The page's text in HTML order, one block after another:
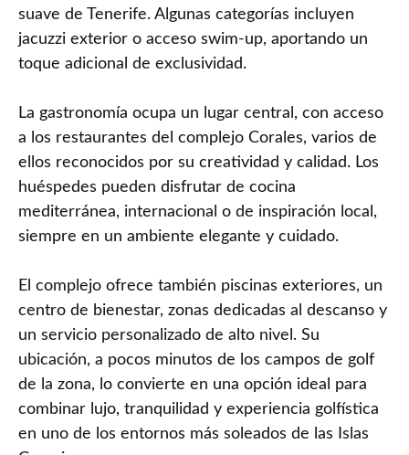
suave de Tenerife. Algunas categorías incluyen
jacuzzi exterior o acceso swim‑up, aportando un
toque adicional de exclusividad.
La gastronomía ocupa un lugar central, con acceso
a los restaurantes del complejo Corales, varios de
ellos reconocidos por su creatividad y calidad. Los
huéspedes pueden disfrutar de cocina
mediterránea, internacional o de inspiración local,
siempre en un ambiente elegante y cuidado.
El complejo ofrece también piscinas exteriores, un
centro de bienestar, zonas dedicadas al descanso y
un servicio personalizado de alto nivel. Su
ubicación, a pocos minutos de los campos de golf
de la zona, lo convierte en una opción ideal para
combinar lujo, tranquilidad y experiencia golfística
en uno de los entornos más soleados de las Islas